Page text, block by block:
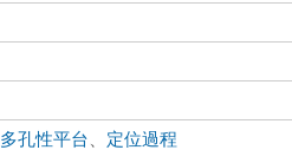
多孔性平台
定位過程